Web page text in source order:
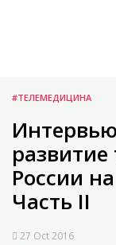
#ТЕЛЕМЕДИЦИНА
России
Часть II
27 Oct 2016